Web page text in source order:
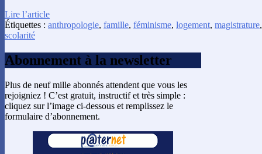
Lire l’article
Étiquettes : anthropologie, famille, féminisme, logement, magistrature
scolarité
Abonnement à la newsletter
Plus de neuf mille abonnés attendent que vous les
rejoigniez ! C’est gratuit, instructif et très simple :
cliquez sur l’image ci-dessous et remplissez le
formulaire d’abonnement.